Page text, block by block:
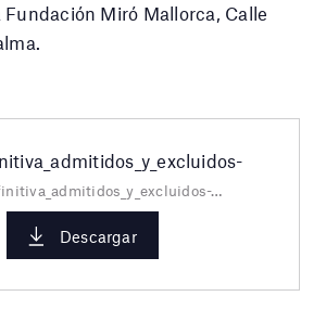
Miró Mallorca, Calle
lista_definitiva_admitidos_y_excluidos-2.pdf
Descargar